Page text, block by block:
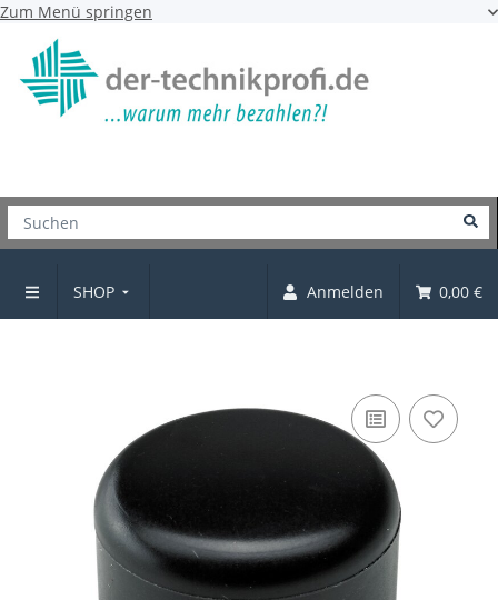
Zum Menü springen
SHOP Anmelden 0,00 €
Fusskappe